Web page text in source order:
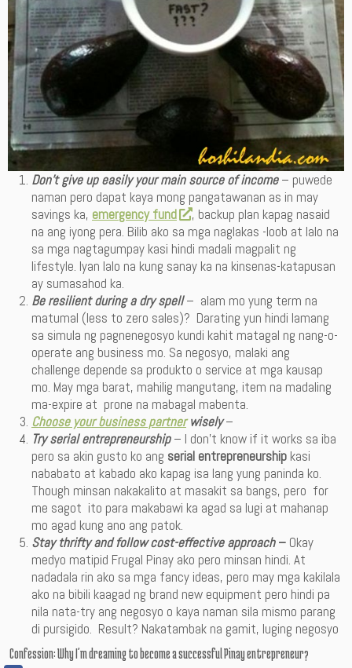
Don’t give up easily your main source of income– puwede
naman pero dapat kaya mong pangatawanan as in may
savings ka, emergency fund
, backup plan kapag nasaid
na ang iyong pera. Bilib ako sa mga naglakas -loob at lalo na
sa mga nagtagumpay kasi hindi madali magpalit ng
lifestyle. Iyan lalo na kung sanay ka na kinsenas-katapusan
ay sumasahod ka.
Be resilient during a dry spell– alam mo yung term na
matumal (less to zero sales)? Darating yun hindi lamang
sa simula ng pagnenegosyo kundi kahit matagal ng nang-o-
operate ang business mo. Sa negosyo, malaki ang
challenge depende sa produkto o service at mga kausap
mo. May mga barat, mahilig mangutang, item na madaling
ma-expire at prone na mabagal mabenta.
Choose your business partnerwisely–
Try serial entrepreneurship– I don’t know if it works sa iba
pero sa akin gusto ko ang serial entrepreneurship kasi
nababato at kabado ako kapag isa lang yung paninda ko.
Though minsan nakakalito at masakit sa bangs, pero for
me sagot ito para makabawi ka agad sa lugi at mahanap
mo agad kung ano ang patok.
Stay thrifty and follow cost-effective approach– Okay
medyo matipid Frugal Pinay ako pero minsan hindi. At
nadadala rin ako sa mga fancy ideas, pero may mga kakilala
ako na bibili kaagad ng brand new equipment pero hindi pa
nila nata-try ang negosyo o kaya naman sila mismo parang
di pursigido. Result? Nakatambak na gamit, luging negosyo
Confession: Why I’m dreaming to become a successful Pinay entrepreneur?